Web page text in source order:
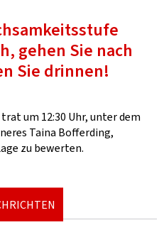
gehen Sie nach
Sie drinnen!
um 12:30 Uhr, unter dem
Taina Bofferding,
zu bewerten.